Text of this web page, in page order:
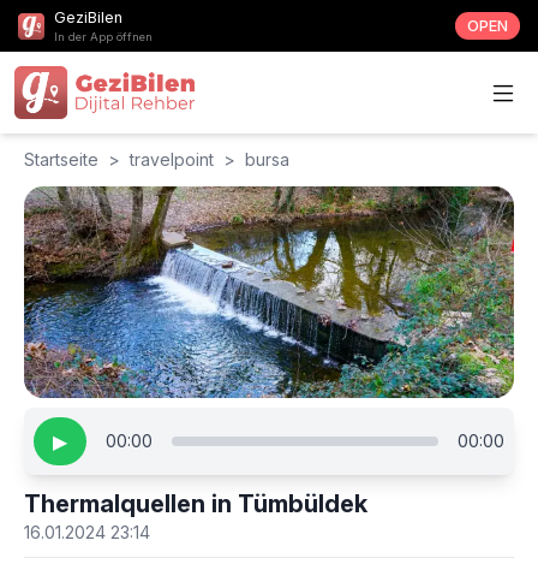
GeziBilen
In der App öffnen
OPEN
Startseite > travelpoint > bursa
▶ 00:00 00:00
Thermalquellen in Tümbüldek
16.01.2024 23:14